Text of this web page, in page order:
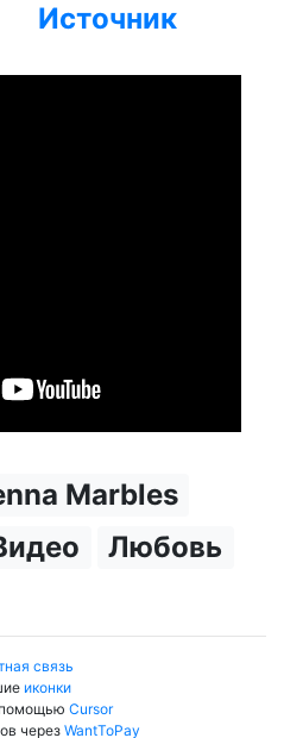
Источник
Marbles
Любовь
связь
иконки
Cursor
через WantToPay